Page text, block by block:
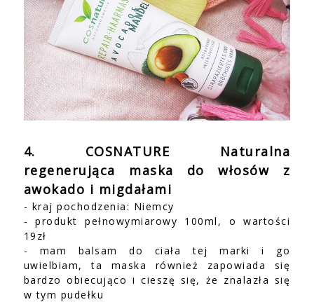
4. COSNATURE Naturalna
regenerująca maska do włosów z
awokado i migdałami
- kraj pochodzenia: Niemcy
- produkt pełnowymiarowy 100ml, o wartości
19zł
- mam balsam do ciała tej marki i go
uwielbiam, ta maska również zapowiada się
bardzo obiecująco i cieszę się, że znalazła się
w tym pudełku